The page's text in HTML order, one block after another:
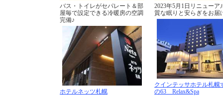
バス・トイレがセパレート＆部
屋毎で設定できる冷暖房の空調
完備♪
ホテルネッツ札幌
2023年5月1日リニューア
質な眠りと安らぎをお届
クインテッサホテル札幌
の63 Relax&Spa